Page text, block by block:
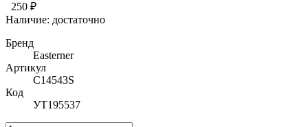
250 ₽
Наличие: достаточно
Бренд
Easterner
Артикул
C14543S
Код
УТ195537